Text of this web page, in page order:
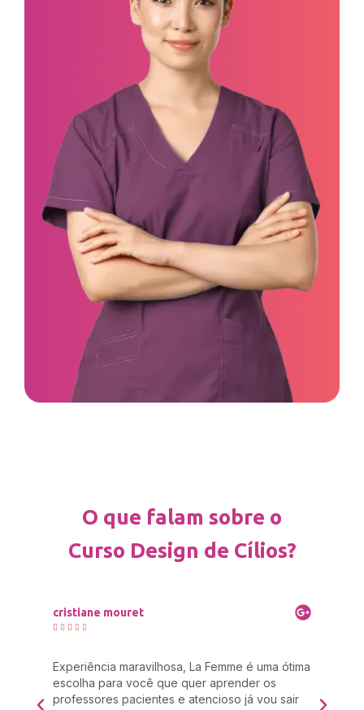
O que falam sobre o
Curso Design de Cílios?
cristiane mouret
    
Experiência maravilhosa, La Femme é uma ótima
escolha para você que quer aprender os
professores pacientes e atencioso já vou sair